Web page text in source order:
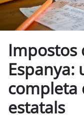
Impostos
Espanya:
completa
estatals